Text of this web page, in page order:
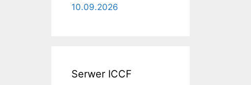
10.09.2026
Serwer ICCF